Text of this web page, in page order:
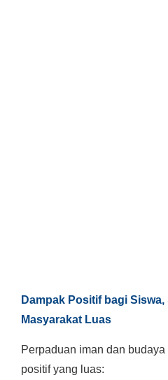
Dampak Positif bagi Siswa,
Masyarakat Luas
Perpaduan iman dan
positif yang luas: